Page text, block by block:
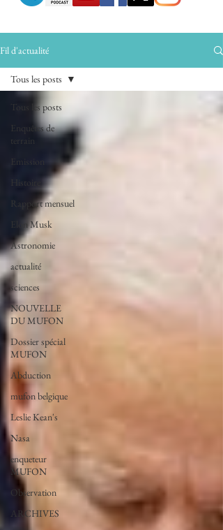
Fil d'actualité
Tous les posts
Enquêtes de
terrain
Emission
Histoire
Rapport mensuel
Elon Musk
Astronomie
actualité
sciences
NOUVELLE
DU MUFON
Dossier spécial
MUFON
Abduction
mufon belgique
Leslie Kean's
Nasa
enqueteur
MUFON
Observation
ARCHIVES
Tous les posts